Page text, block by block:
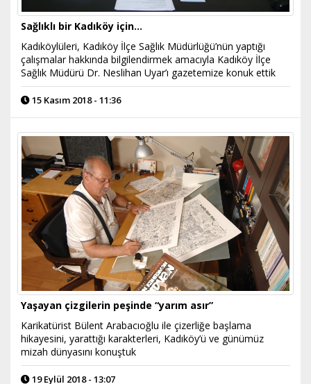
Sağlıklı bir Kadıköy için…
Kadıköylüleri, Kadıköy İlçe Sağlık Müdürlüğü’nün yaptığı
çalışmalar hakkında bilgilendirmek amacıyla Kadıköy İlçe
Sağlık Müdürü Dr. Neslihan Uyar’ı gazetemize konuk ettik
15 Kasım 2018 - 11:36
Yaşayan çizgilerin peşinde “yarım asır”
Karikatürist Bülent Arabacıoğlu ile çizerliğe başlama
hikayesini, yarattığı karakterleri, Kadıköy’ü ve günümüz
mizah dünyasını konuştuk
19 Eylül 2018 - 13:07